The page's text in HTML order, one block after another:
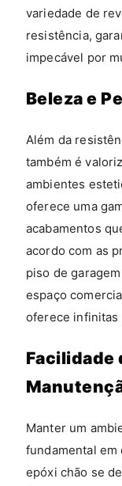
variedade de
resistência,
impecável por
Beleza e
Além da
também é
ambientes
oferece uma
acabamentos
acordo com as
piso de
espaço
oferece infinitas
Facilidade
Manter um
fundamental em
epóxi chão se